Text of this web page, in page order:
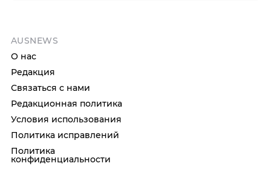
AUSNEWS
О нас
Редакция
Связаться с нами
Редакционная политика
Условия использования
Политика исправлений
Политика
конфиденциальности